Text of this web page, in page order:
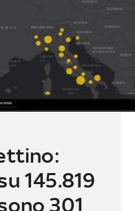
145.819
301